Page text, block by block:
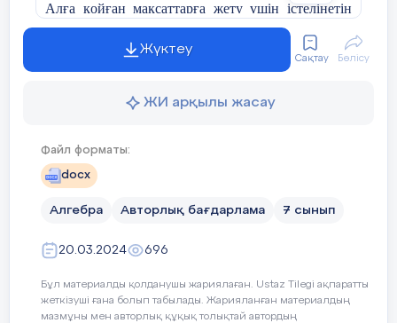
Алға қойған мақсаттарға жету үшін істелінетін
жұмыстар бірнеше маңызды есептерді шешуге
алып келеді.Оқушы таңдау курсының
есептердің қойылуын дәл түсініп, басқа
қолданбалы есептерді тұжырымдай білу,
оның математикалық моделін (сұлбасын)
немесе өз бетінше құра білу;
есептер шешу мен зерттеудің жаңа тәсілдерін
өз бетінше меңгеру;
Жүктеу
Сақтау Бөлісу
ЖИ арқылы жасау
Файл форматы:
docx
Алгебра Авторлық бағдарлама 7 сынып
20.03.2024 696
Бұл материалды қолданушы жариялаған. Ustaz Tilegi ақпаратты
жеткізуші ғана болып табылады. Жарияланған материалдың
мазмұны мен авторлық құқық толықтай автордың